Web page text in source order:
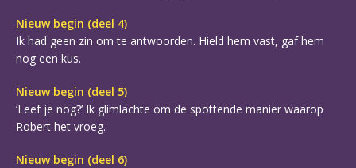
Nieuw begin (deel 4)
Ik had geen zin om te antwoorden. Hield hem vast, gaf hem
nog een kus.
Nieuw begin (deel 5)
‘Leef je nog?’ Ik glimlachte om de spottende manier waarop
Robert het vroeg.
Nieuw begin (deel 6)